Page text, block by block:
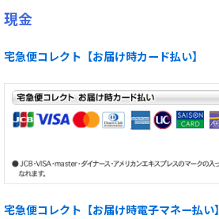
現金
宅急便コレクト【お届け時カード払い】
宅急便コレクト【お届け時電子マネー払い】